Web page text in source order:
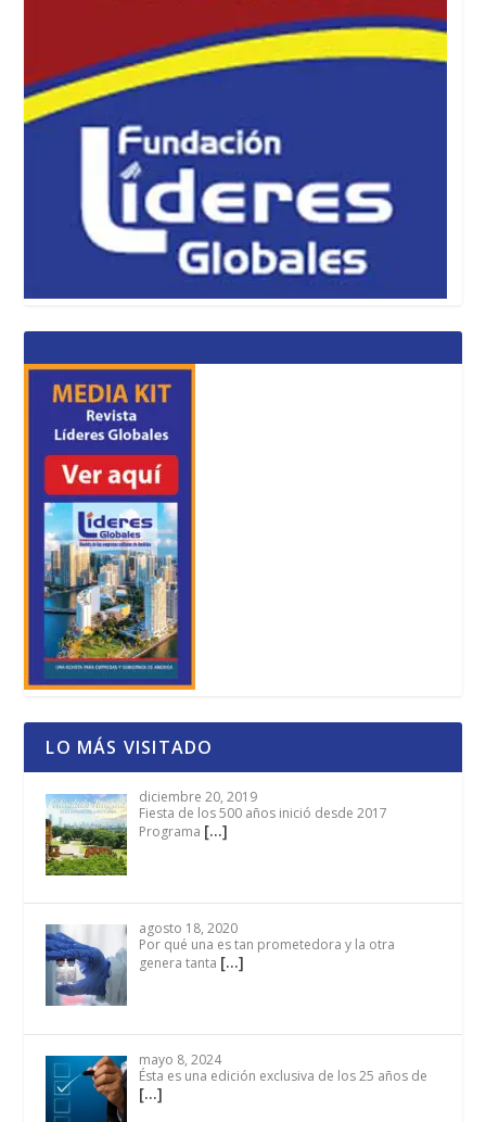
LO MÁS VISITADO
diciembre 20, 2019
Fiesta de los 500 años inició desde 2017
Programa […]
agosto 18, 2020
Por qué una es tan prometedora y la otra
genera tanta […]
mayo 8, 2024
Ésta es una edición exclusiva de los 25 años de
[…]